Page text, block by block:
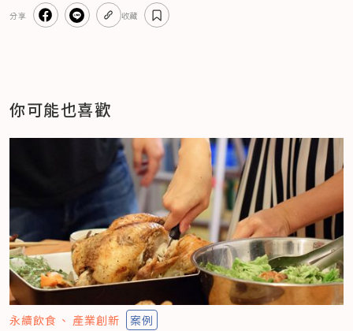
分享 收藏
你可能也喜歡
永續飲食 產業創新 案例